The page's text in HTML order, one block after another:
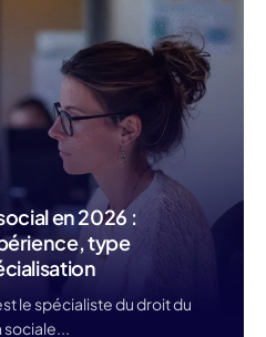
en 2026 :
type
le spécialiste du droit du
sociale...